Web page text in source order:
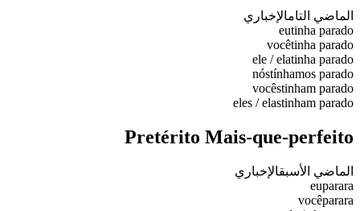
الماضي التامالإخباري
eutinha parado
vocêtinha parado
ele / elatinha parado
nóstínhamos parado
vocêstinham parado
eles / elastinham parado
Pretérito Mais-que-perfeito
الماضي الأسبقالإخباري
euparara
vocêparara